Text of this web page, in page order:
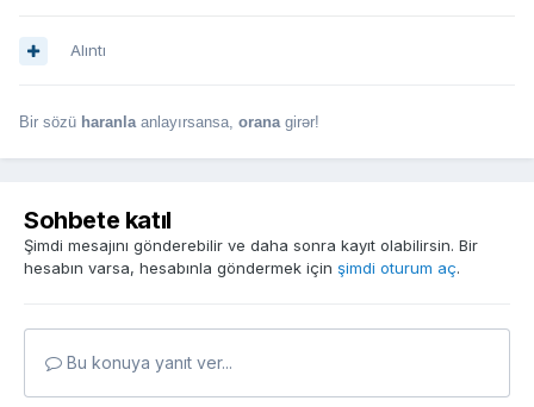
Alıntı
Bir sözü haranla anlayırsansa, orana girər!
Sohbete katıl
Şimdi mesajını gönderebilir ve daha sonra kayıt olabilirsin. Bir
hesabın varsa, hesabınla göndermek için şimdi oturum aç.
Bu konuya yanıt ver...